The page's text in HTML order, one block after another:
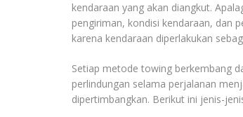
kendaraan yang akan diangkut.
pengiriman, kondisi kendaraan, dan
karena kendaraan diperlakukan
Setiap metode towing berkembang
perlindungan selama perjalanan
dipertimbangkan. Berikut ini jenis-